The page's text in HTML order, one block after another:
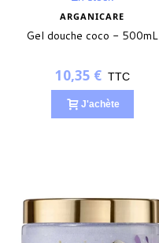
ARGANICARE
Gel douche coco - 500mL
10,35 € TTC
J'achète